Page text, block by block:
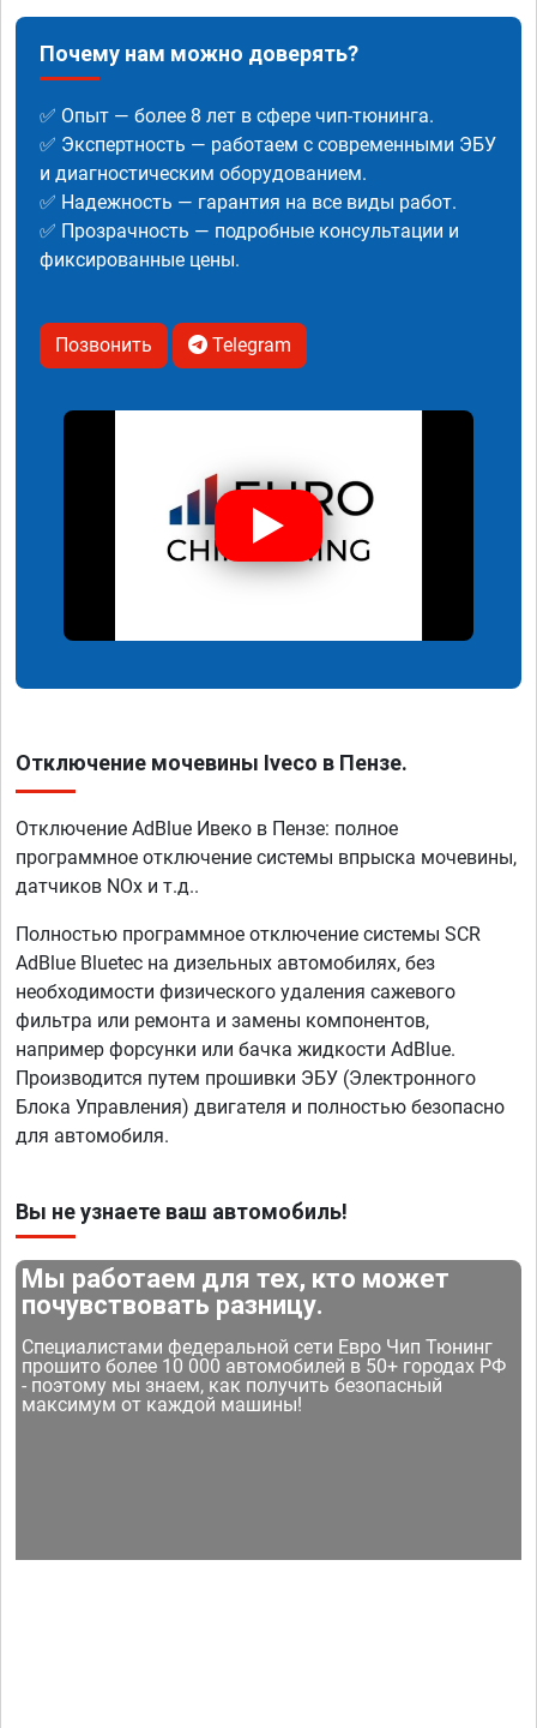
Почему нам можно доверять?
✅ Опыт — более 8 лет в сфере чип-тюнинга.
✅ Экспертность — работаем с современными ЭБУ
и диагностическим оборудованием.
✅ Надежность — гарантия на все виды работ.
✅ Прозрачность — подробные консультации и
фиксированные цены.
Позвонить Telegram
Отключение мочевины Iveco в Пензе.
Отключение AdBlue Ивеко в Пензе: полное
программное отключение системы впрыска мочевины,
датчиков NOx и т.д..
Полностью программное отключение системы SCR
AdBlue Bluetec на дизельных автомобилях, без
необходимости физического удаления сажевого
фильтра или ремонта и замены компонентов,
например форсунки или бачка жидкости AdBlue.
Производится путем прошивки ЭБУ (Электронного
Блока Управления) двигателя и полностью безопасно
для автомобиля.
Вы не узнаете ваш автомобиль!
Мы работаем для тех, кто может
почувствовать разницу.
Специалистами федеральной сети Евро Чип Тюнинг
прошито более 10 000 автомобилей в 50+ городах РФ
- поэтому мы знаем, как получить безопасный
максимум от каждой машины!